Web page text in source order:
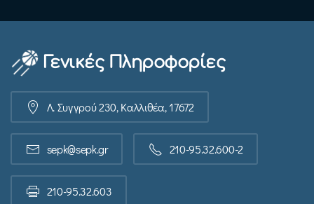
Γενικές Πληροφορίες
Λ. Συγγρού 230, Καλλιθέα, 17672
sepk@sepk.gr 210-95.32.600-2
210-95.32.603